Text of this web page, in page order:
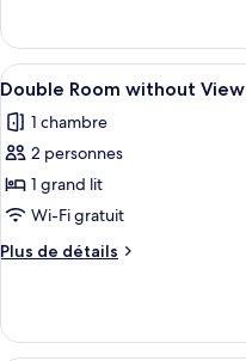
Deluxe
Single
Room
Without
View
le
type
de
Deluxe
Single
Without
View
Afficher
toutes
les
photos
pour
ce
type
de
Double
Room
1
Double Room without View
1 chambre
2 personnes
1 grand lit
Wi-Fi gratuit
Plus de détails
Plus
le